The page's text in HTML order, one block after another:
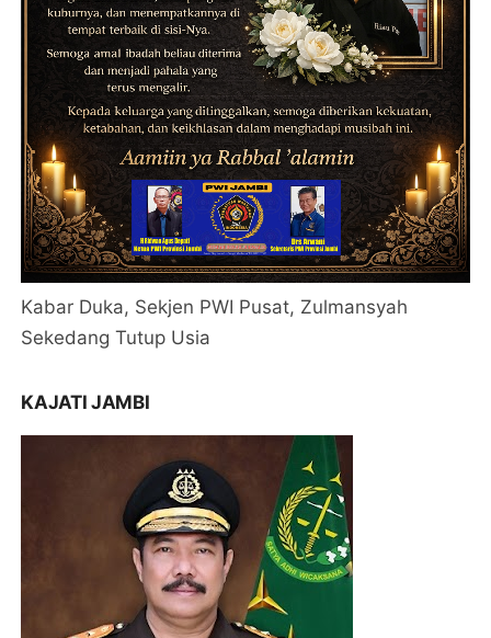
Kabar Duka, Sekjen PWI Pusat, Zulmansyah
Sekedang Tutup Usia
KAJATI JAMBI